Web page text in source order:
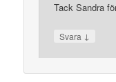
Tack Sandra
Svara ↓